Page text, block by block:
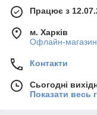
Працює з
м. Харків
Офлайн-магазин
Контакти
Сьогодні
Показати весь